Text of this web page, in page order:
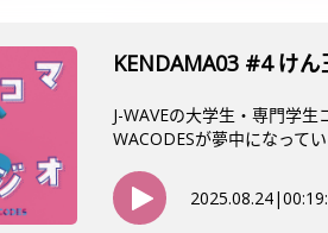
KENDAMA03 #4 け
J-WAVEの大学生・専門学
WACODESが夢中になって
2025.08.24|